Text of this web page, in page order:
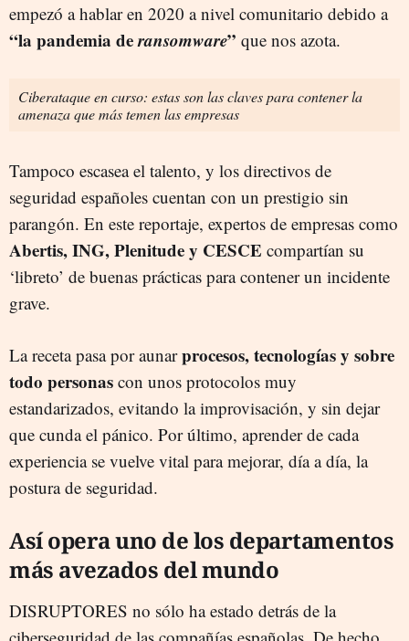
empezó a hablar en 2020 a nivel comunitario debido a
“la pandemia deransomware” que nos azota.
Ciberataque en curso: estas son las claves para contener la
amenaza que más temen las empresas
Tampoco escasea el talento, y los directivos de
seguridad españoles cuentan con un prestigio sin
parangón. En este reportaje, expertos de empresas como
Abertis, ING, Plenitude y CESCE compartían su
‘libreto’ de buenas prácticas para contener un incidente
grave.
La receta pasa por aunarprocesos, tecnologías y sobre
todo personas con unos protocolos muy
estandarizados, evitando la improvisación, y sin dejar
que cunda el pánico. Por último, aprender de cada
experiencia se vuelve vital para mejorar, día a día, la
postura de seguridad.
Así opera uno de los departamentos
más avezados del mundo
DISRUPTORES no sólo ha estado detrás de la